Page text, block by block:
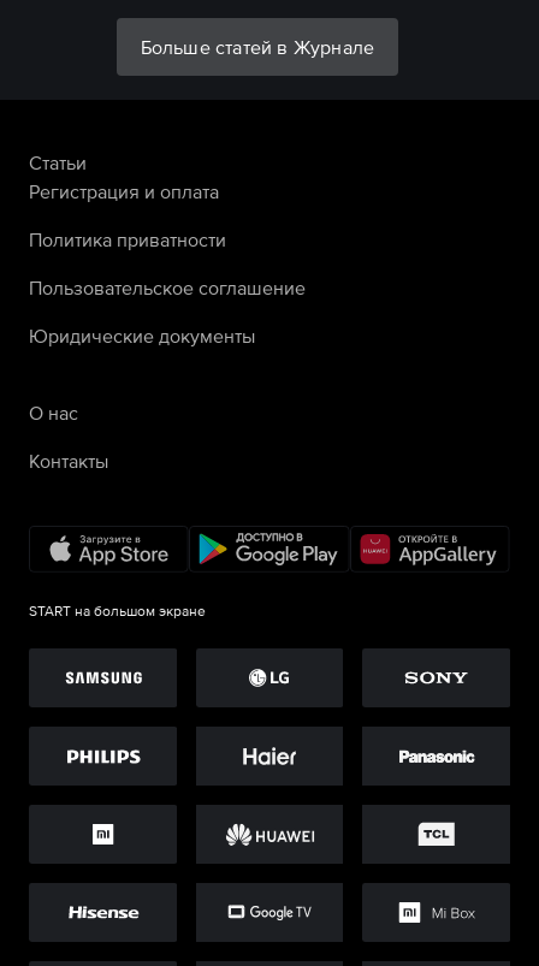
Больше статей в Журнале
Статьи
Регистрация и оплата
Политика приватности
Пользовательское соглашение
Юридические документы
О нас
Контакты
START на большом экране